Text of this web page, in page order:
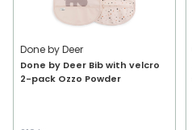
Done by Deer
Done by Deer Bib with velcro
2-pack Ozzo Powder